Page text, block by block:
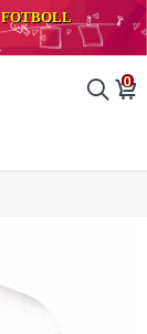
FOTBOLL
󰂨 0
󰃦